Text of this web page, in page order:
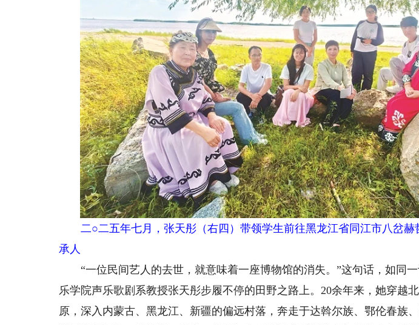
二○二五年七月，张天彤（右四）带领学生前往黑龙江省同江市八岔赫
承人
“一位民间艺人的去世，就意味着一座博物馆的消失。”这句话，如同
乐学院声乐歌剧系教授张天彤步履不停的田野之路上。20余年来，她穿越
原，深入内蒙古、黑龙江、新疆的偏远村落，奔走于达斡尔族、鄂伦春族